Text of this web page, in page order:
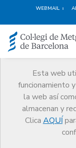
WEBMAIL
Esta web
funcionamiento
la web así
almacenan y
Clica AQUÍ
Premios
El CoMB